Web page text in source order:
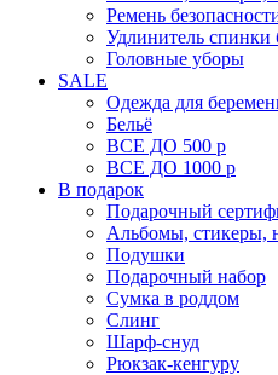
Ремень
Удлинитель спинки
Головные уборы
SALE
Одежда для
Бельё
ВСЕ ДО 500 р
ВСЕ ДО 1000 р
В подарок
Подарочный
Альбомы, стикеры,
Подушки
Подарочный набор
Сумка в роддом
Слинг
Шарф-снуд
Рюкзак-кенгуру